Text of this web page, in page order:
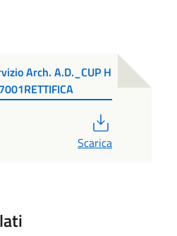
Arch. A.D._CUP H
Scarica